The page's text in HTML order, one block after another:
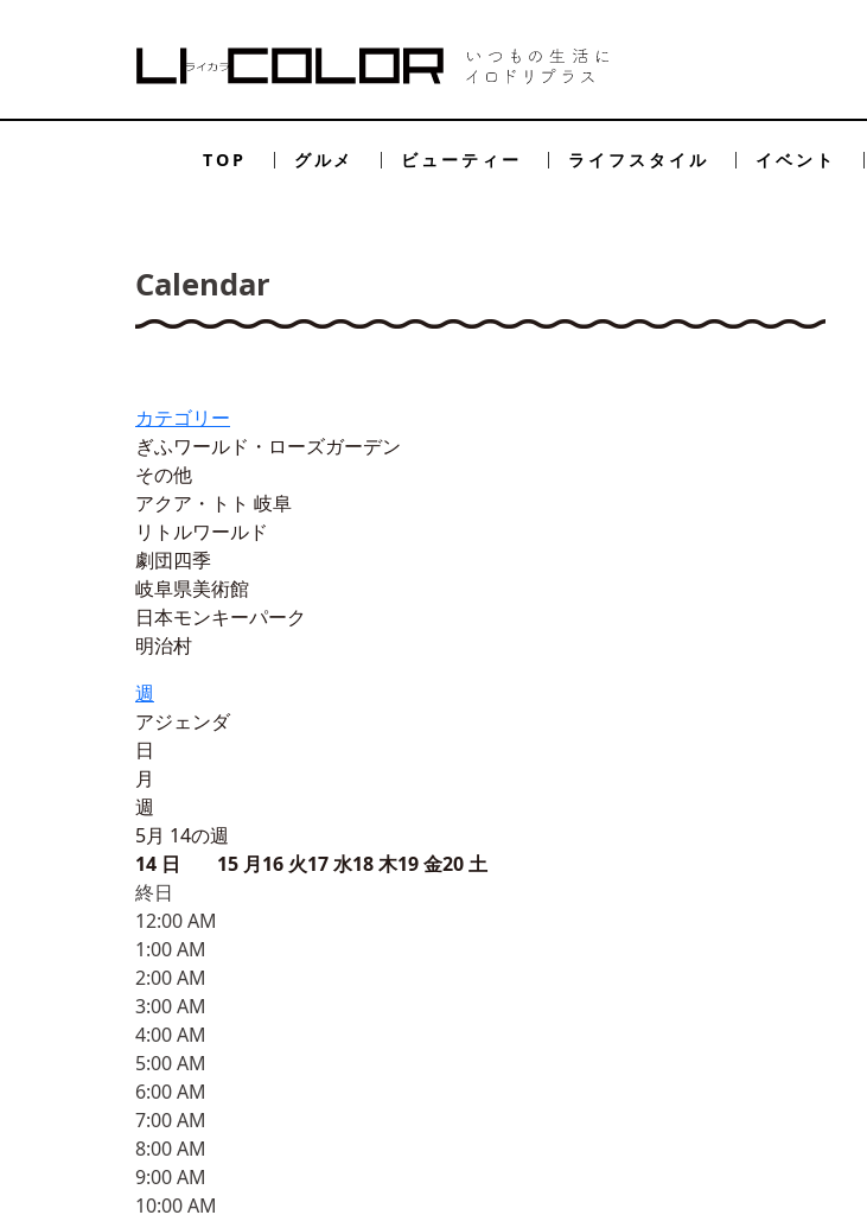
TOP グルメ ビューティー ライフスタイル イベント
Calendar
カテゴリー
ぎふワールド・ローズガーデン
その他
アクア・トト 岐阜
リトルワールド
劇団四季
岐阜県美術館
日本モンキーパーク
明治村
週
アジェンダ
日
月
週
5月 14の週
14 日 15 月16 火17水18木19金20土
終日
12:00 AM
1:00 AM
2:00 AM
3:00 AM
4:00 AM
5:00 AM
6:00 AM
7:00 AM
8:00 AM
9:00 AM
10:00 AM